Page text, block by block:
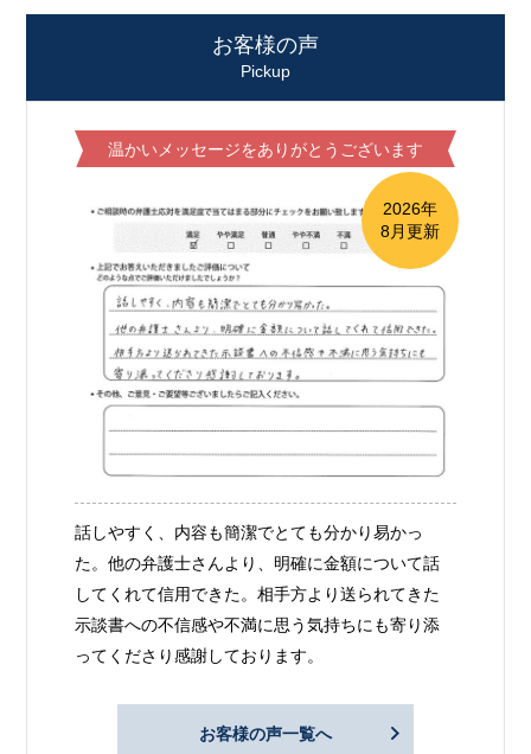
お客様の声
Pickup
温かいメッセージをありがとうございます
2026年
8月更新
話しやすく、内容も簡潔でとても分かり易かっ
た。他の弁護士さんより、明確に金額について話
してくれて信用できた。相手方より送られてきた
示談書への不信感や不満に思う気持ちにも寄り添
ってくださり感謝しております。
お客様の声一覧へ